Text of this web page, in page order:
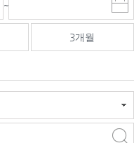
~
마
감
선
3개월